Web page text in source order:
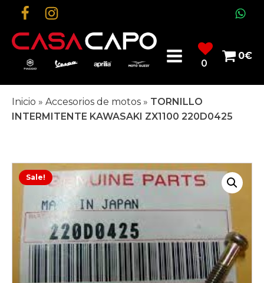
0
0€
Inicio » Accesorios de motos » TORNILLO
INTERMITENTE KAWASAKI ZX1100 220D0425
Sale!